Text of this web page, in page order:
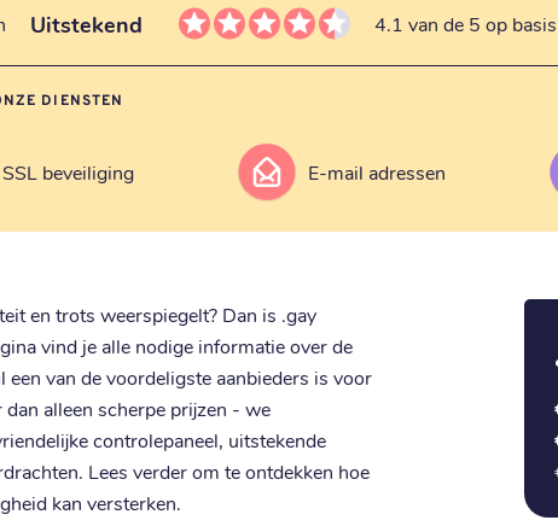
Uitstekend 4.1 van de 5 op
DIENSTEN
SSL beveiliging E-mail adressen
en trots weerspiegelt? Dan is .gay
vind je alle nodige informatie over de
een van de voordeligste aanbieders is voor
alleen scherpe prijzen - we
controlepaneel, uitstekende
Lees verder om te ontdekken hoe
kan versterken.